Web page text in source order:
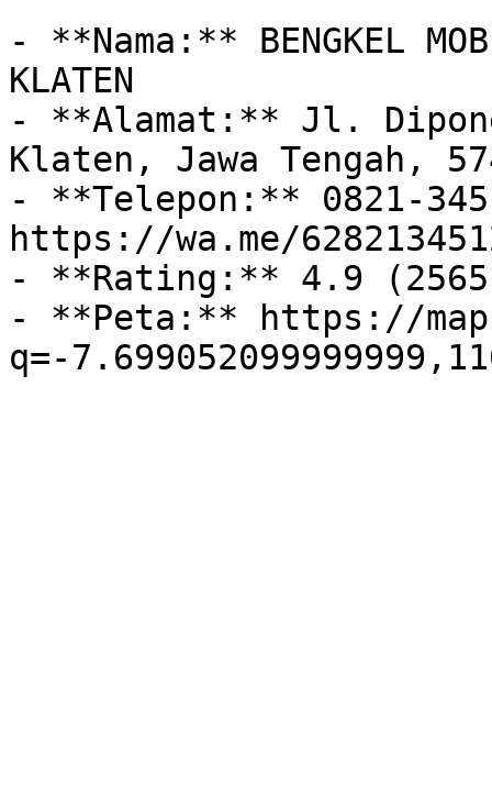
- **Nama:** BENGKEL
KLATEN
- **Alamat:** Jl.
Klaten, Jawa Tengah,
- **Telepon:** 0821-
https://wa.me/
- **Rating:** 4.9
- **Peta:** https://